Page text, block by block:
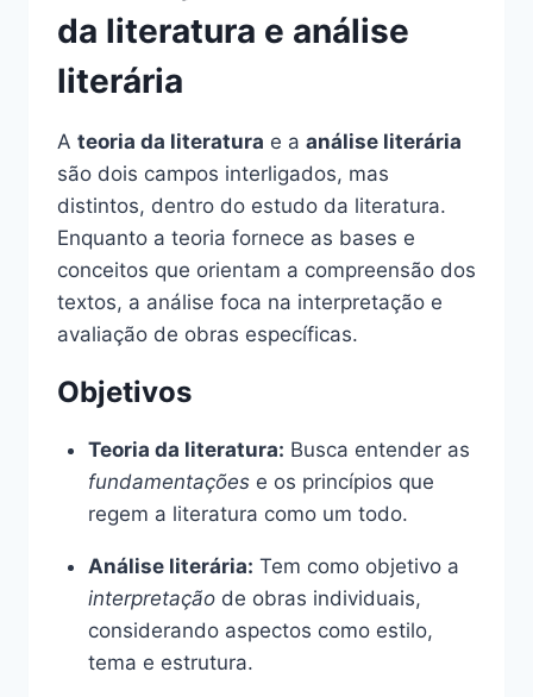
da literatura e análise
literária
A teoria da literatura e a análise literária
são dois campos interligados, mas
distintos, dentro do estudo da literatura.
Enquanto a teoria fornece as bases e
conceitos que orientam a compreensão dos
textos, a análise foca na interpretação e
avaliação de obras específicas.
Objetivos
Teoria da literatura: Busca entender as
fundamentaçõese os princípios que
regem a literatura como um todo.
Análise literária: Tem como objetivo a
interpretaçãode obras individuais,
considerando aspectos como estilo,
tema e estrutura.